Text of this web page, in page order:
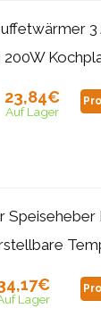
3
23,84€
Auf Lager
Speiseheber
Lager